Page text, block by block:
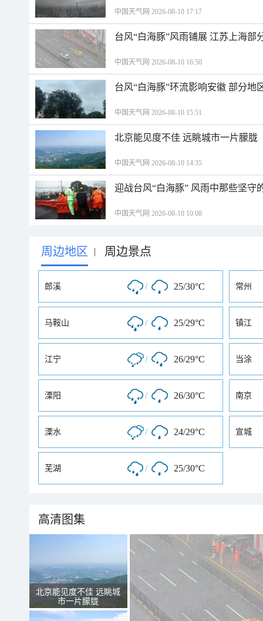
中国天气网 2026-08-10 17:17
台风“白海豚”风雨铺展 江苏上海部
中国天气网 2026-08-10 16:50
台风“白海豚”环流影响安徽 部分地
中国天气网 2026-08-10 15:51
北京能见度不佳 远眺城市一片朦胧
中国天气网 2026-08-10 14:35
迎战台风“白海豚” 风雨中那些坚守
中国天气网 2026-08-10 10:08
周边地区 | 周边景点
郎溪 / 25/30°C 常州
马鞍山 / 25/29°C 镇江
江宁 / 26/29°C 当涂
溧阳 / 26/30°C 南京
溧水 / 24/29°C 宣城
芜湖 / 25/30°C
高清图集
北京能见度不佳 远眺城
市一片朦胧